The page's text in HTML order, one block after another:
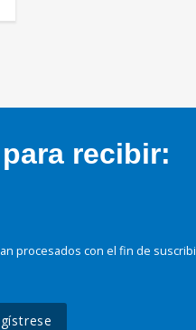
recibir:
procesados con el fin de